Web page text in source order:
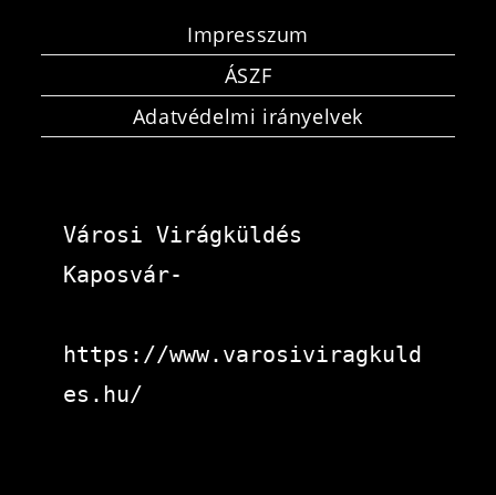
Impresszum
ÁSZF
Adatvédelmi irányelvek
Városi Virágküldés
Kaposvár-
https://www.varosiviragkuld
es.hu/